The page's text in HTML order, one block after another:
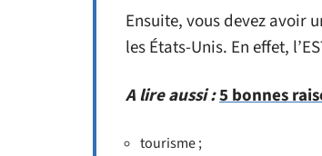
Ensuite, vous devez avoir
les États-Unis. En effet,
A lire aussi :5 bonnes
tourisme ;